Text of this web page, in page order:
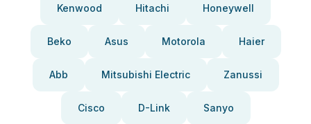
Kenwood Hitachi Honeywell
Beko Asus Motorola Haier
Abb Mitsubishi Electric Zanussi
Cisco D-Link Sanyo